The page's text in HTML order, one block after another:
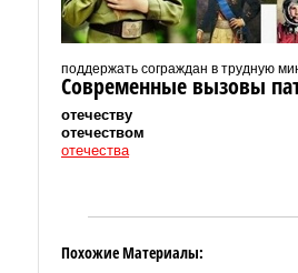
поддержать сограждан в трудную
Современные вызовы
отечеству
отечеством
отечества
Похожие Материалы: